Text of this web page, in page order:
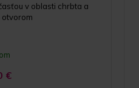
v oblasti chrbta a
€